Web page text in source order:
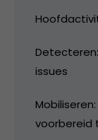
issues
voorbereid